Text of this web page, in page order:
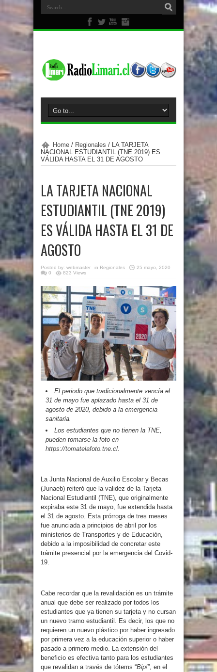
Home / Regionales /
LA TARJETA
NACIONAL ESTUDIANTIL (TNE 2019) ES
VÁLIDA HASTA EL 31 DE AGOSTO
LA TARJETA NACIONAL
ESTUDIANTIL (TNE 2019)
ES VÁLIDA HASTA EL 31 DE
AGOSTO
Posted by: webmaster in Regionales
25 mayo, 2020
0
823 Views
El periodo que tradicionalmente vencía el
31 de mayo fue aplazado hasta el 31 de
agosto de 2020, debido a la emergencia
sanitaria.
Los estudiantes que no tienen la TNE,
pueden tomarse la foto en
https://tomatelafoto.tne.cl
La Junta Nacional de Auxilio Escolar y Becas
(Junaeb) reiteró que la validez de la Tarjeta
Nacional Estudiantil (TNE), que originalmente
expiraba este 31 de mayo, fue extendida hasta
el 31 de agosto. Esta prórroga de tres meses
fue anunciada a principios de abril por los
ministerios de Transportes y de Educación,
debido a la imposibilidad de concretar este
trámite presencial por la emergencia del Covid-
19.
Cabe recordar que la revalidación es un trámite
anual que debe ser realizado por todos los
estudiantes que ya tienen su tarjeta y no cursan
un nuevo tramo estudiantil. Es decir, los que no
requieren un nuevo plástico por haber ingresado
por primera vez a la educación superior o haber
pasado a primero medio. La extensión del
beneficio es efectiva tanto para los estudiantes
que revalidan a través de tótems “Bip!”, en el